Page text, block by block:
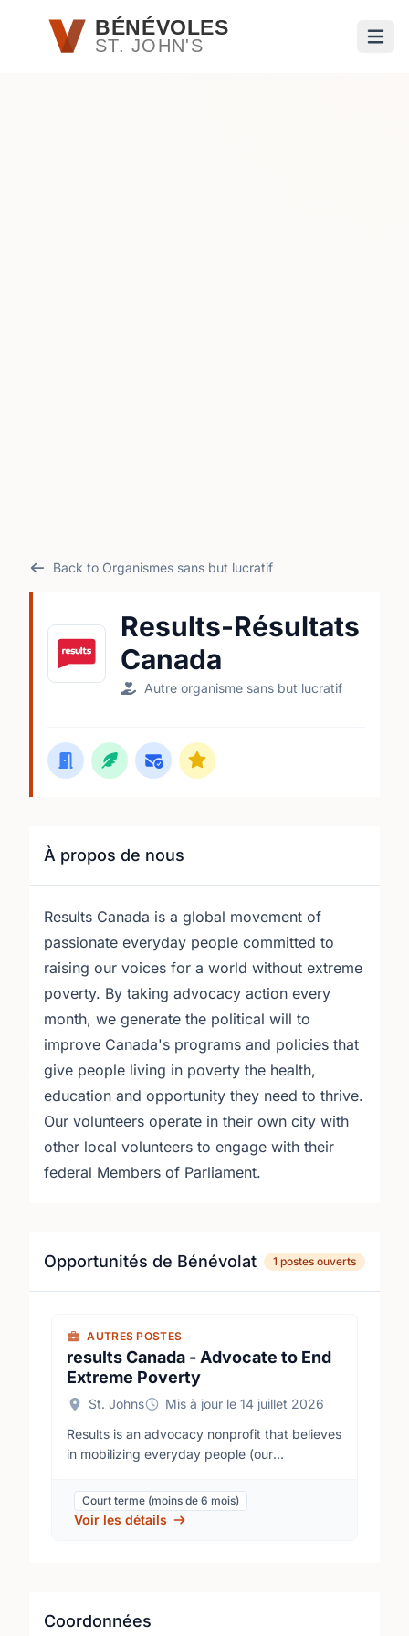
Passer au contenu principal
BÉNÉVOLES
ST. JOHN'S
Back to Organismes sans but lucratif
Results-Résultats
Canada
Autre organisme sans but lucratif
À propos de nous
Results Canada is a global movement of
passionate everyday people committed to
raising our voices for a world without extreme
poverty. By taking advocacy action every
month, we generate the political will to
improve Canada's programs and policies that
give people living in poverty the health,
education and opportunity they need to thrive.
Our volunteers operate in their own city with
other local volunteers to engage with their
federal Members of Parliament.
Opportunités de Bénévolat 1 postes ouverts
AUTRES POSTES
results Canada - Advocate to End
Extreme Poverty
St. Johns
Mis à jour le 14 juillet 2026
Results is an advocacy nonprofit that believes
in mobilizing everyday people (our
extreme poverty in low-and middle-income
countries. We focus our work on global health,
senators because they have the power to
Court terme (moins de 6 mois)
Voir les détails
Coordonnées